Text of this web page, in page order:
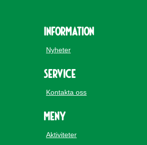
Information
Nyheter
Service
Kontakta oss
Meny
Aktiviteter